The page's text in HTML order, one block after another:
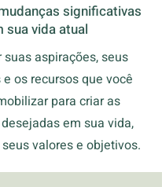
significativas
sua vida atual
aspirações, seus
os recursos que você
para criar as
em sua vida,
valores e objetivos.